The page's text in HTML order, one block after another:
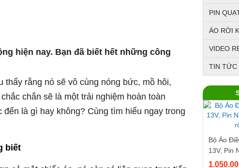
hiện nay. Bạn đã biết hết những công
rằng nó sẽ vô cùng nóng bức, mồ hôi,
chắn sẽ là một trải nghiệm hoàn toàn
là gì hay không? Cùng tìm hiểu ngay trong
biết
PIN
ÁO RỜI
VIDEO
TIN TỨC
Bộ Áo
13V, Pin
tháo rời ,